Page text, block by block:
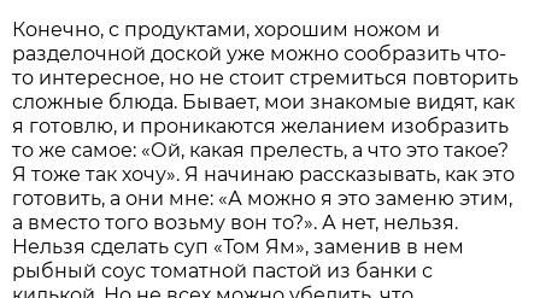
Конечно, с продуктами, хорошим ножом и
разделочной доской уже можно сообразить что-
то интересное, но не стоит стремиться повторить
сложные блюда. Бывает, мои знакомые видят, как
я готовлю, и проникаются желанием изобразить
то же самое: «Ой, какая прелесть, а что это такое?
Я тоже так хочу». Я начинаю рассказывать, как это
готовить, а они мне: «А можно я это заменю этим,
а вместо того возьму вон то?». А нет, нельзя.
Нельзя сделать суп «Том Ям», заменив в нем
рыбный соус томатной пастой из банки с